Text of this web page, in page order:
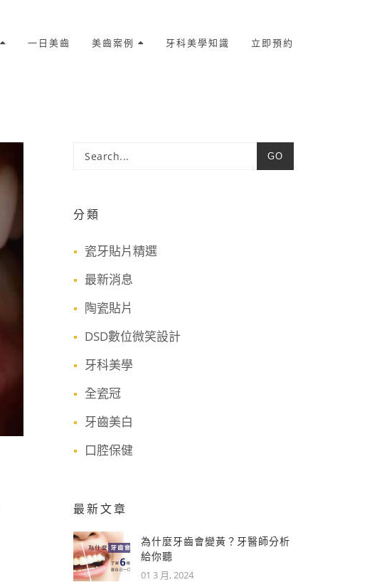
一日美齒 美齒案例 牙科美學知識 立即預約
GO
分類
瓷牙貼片精選
最新消息
陶瓷貼片
DSD數位微笑設計
牙科美學
全瓷冠
牙齒美白
口腔保健
最新文章
為什麼牙齒會變黃？牙醫師分析
給你聽
01 3 月, 2024